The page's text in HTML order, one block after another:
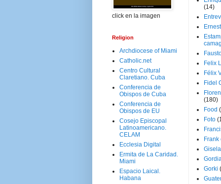
click en la imagen
Religion
Archdiocese of Miami
Catholic.net
Centro Cultural
Claretiano. Cuba
Conferencia de
Obispos de Cuba
Conferencia de
Obispos de EU
Cosejo Episcopal
Latinoamericano.
CELAM
Ecclesia Digital
Ermita de La Caridad.
Miami
Espacio Laical.
Habana
(14)
Felix
Félix
Fidel
(180)
Food
Foto
Frank
Gorki